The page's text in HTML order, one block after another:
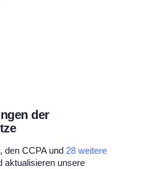
der
den CCPA und 28 weitere
aktualisieren unsere